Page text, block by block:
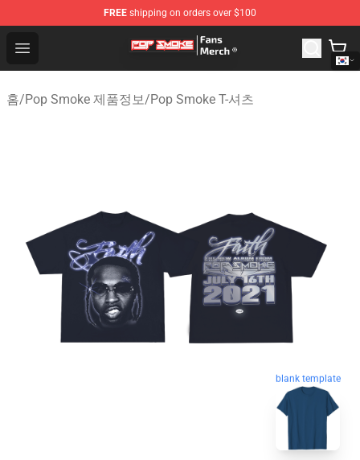
FREE shipping on orders over $100
Open menu
Pop Smoke Store - Official Pop Smoke Merchandise
홈/Pop Smoke 제품정보/Pop Smoke T-셔츠
blank template